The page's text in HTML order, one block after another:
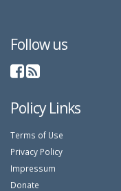
Follow us
Policy Links
Terms of Use
Privacy Policy
Impressum
Donate